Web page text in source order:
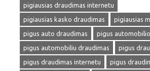
pigiausias draudimas internetu
pigiausias kasko draudimas
pigiausias
pigus auto draudimas
pigus
pigus automobiliu draudimas
pigus
pigus draudimas internetu
pigus